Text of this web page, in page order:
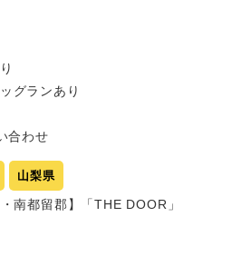
グランあり
合わせ
山梨県
・南都留郡】「THE DOOR」